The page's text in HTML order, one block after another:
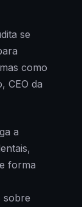
se
como
CEO da
a
forma
sobre